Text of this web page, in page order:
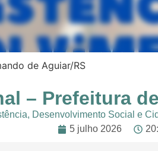
de Aguiar/RS
– Prefeitura
Desenvolvimento Social e
5 julho 2026